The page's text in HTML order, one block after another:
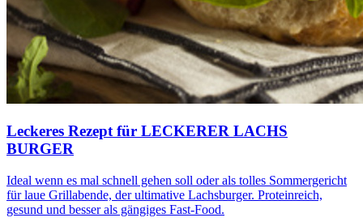
Leckeres Rezept für LECKERER LACHS
BURGER
Ideal wenn es mal schnell gehen soll oder als tolles Sommergericht
für laue Grillabende, der ultimative Lachsburger. Proteinreich,
gesund und besser als gängiges Fast-Food.